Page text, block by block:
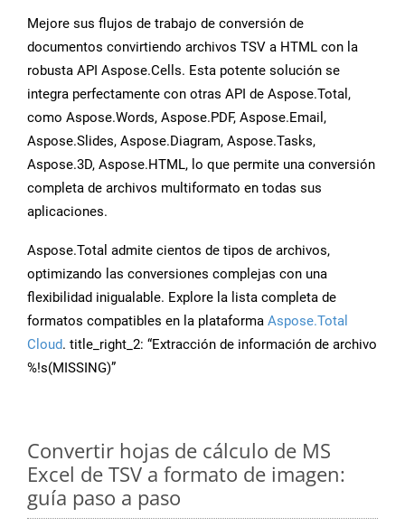
Mejore sus flujos de trabajo de conversión de
documentos convirtiendo archivos TSV a HTML con la
robusta API Aspose.Cells. Esta potente solución se
integra perfectamente con otras API de Aspose.Total,
como Aspose.Words, Aspose.PDF, Aspose.Email,
Aspose.Slides, Aspose.Diagram, Aspose.Tasks,
Aspose.3D, Aspose.HTML, lo que permite una conversión
completa de archivos multiformato en todas sus
aplicaciones.
Aspose.Total admite cientos de tipos de archivos,
optimizando las conversiones complejas con una
flexibilidad inigualable. Explore la lista completa de
formatos compatibles en la plataforma Aspose.Total
Cloud. title_right_2: “Extracción de información de archivo
%!s(MISSING)”
Convertir hojas de cálculo de MS
Excel de TSV a formato de imagen:
guía paso a paso